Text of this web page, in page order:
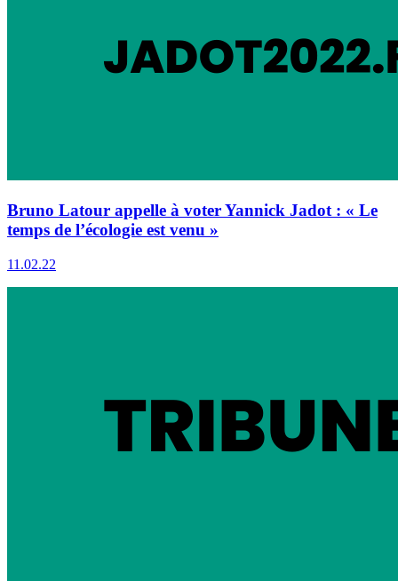
Bruno Latour appelle à voter Yannick Jadot : « Le
temps de l’écologie est venu »
11.02.22